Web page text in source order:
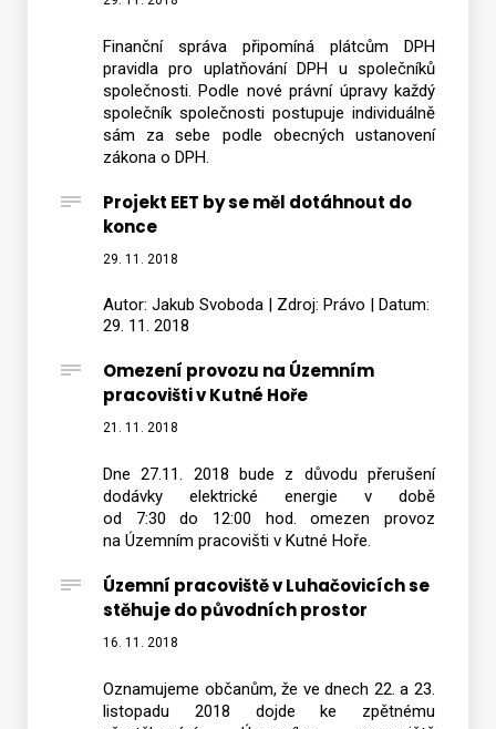
Finanční správa připomíná plátcům DPH
pravidla pro uplatňování DPH u společníků
společnosti. Podle nové právní úpravy každý
společník společnosti postupuje individuálně
sám za sebe podle obecných ustanovení
zákona o DPH.
Projekt EET by se měl dotáhnout do
konce
29. 11. 2018
Autor: Jakub Svoboda | Zdroj: Právo | Datum:
29. 11. 2018
Omezení provozu na Územním
pracovišti v Kutné Hoře
21. 11. 2018
Dne 27.11. 2018 bude z důvodu přerušení
dodávky elektrické energie v době
od 7:30 do 12:00 hod. omezen provoz
na Územním pracovišti v Kutné Hoře.
Územní pracoviště v Luhačovicích se
stěhuje do původních prostor
16. 11. 2018
Oznamujeme občanům, že ve dnech 22. a 23.
listopadu 2018 dojde ke zpětnému